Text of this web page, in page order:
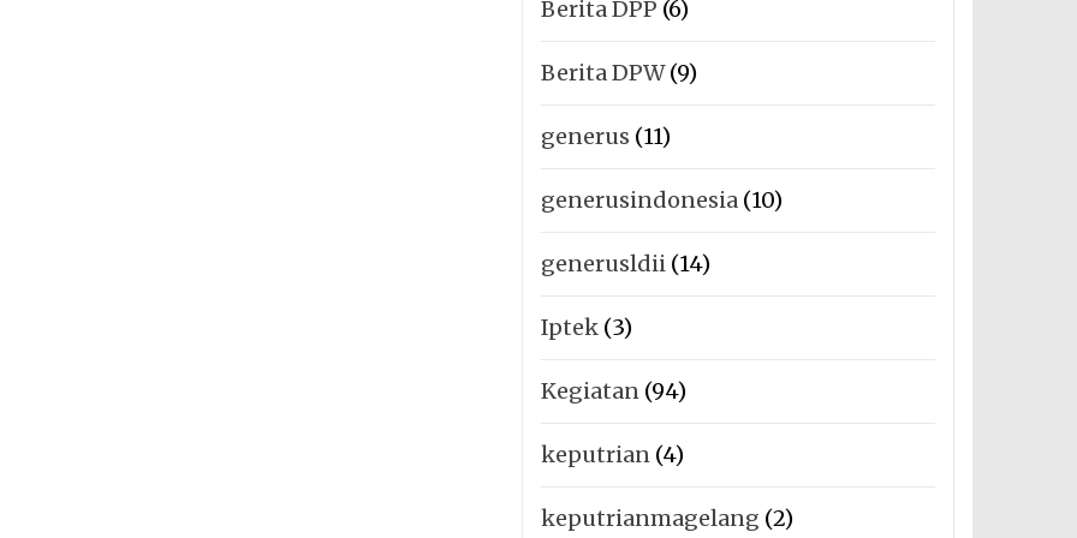
Berita DPP (6)
Berita DPW(9)
generus (11)
generusindonesia(10)
generusldii(14)
Iptek(3)
Kegiatan(94)
keputrian(4)
keputrianmagelang (2)